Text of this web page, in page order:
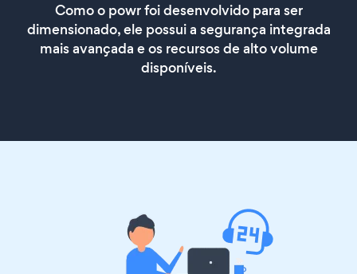
Como o powr foi desenvolvido para ser
dimensionado, ele possui a segurança integrada
mais avançada e os recursos de alto volume
disponíveis.